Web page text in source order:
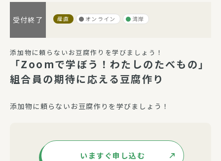
受付終了 産直 オンライン 湾岸
添加物に頼らないお豆腐作りを学びましょう！
「Zoomで学ぼう！わたしのたべもの」
組合員の期待に応える豆腐作り
添加物に頼らないお豆腐作りを学びましょう！
いますぐ申し込む